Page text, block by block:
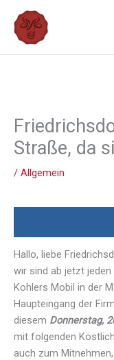
Inhalt
springen
Straße, da
/ Allgemein
Hallo, liebe
wir sind ab jetzt
Kohlers Mobil in der
Haupteingang der
diesem Donnerstag,
mit folgenden
auch zum